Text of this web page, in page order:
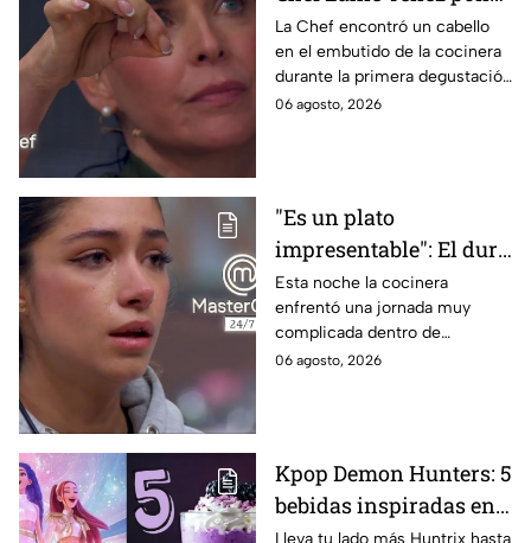
en evidencia a Carmen
en la gala de mandiles
negros de MasterChef
24/7
La Chef encontró un cabello
en el embutido de la cocinera
durante la primera degustación
de la noche
06 agosto, 2026
"Es un plato
impresentable": El duro
regaño que hizo llorar a
Michelle dentro de
MasterChef 24/7
Esta noche la cocinera
enfrentó una jornada muy
complicada dentro de
MasterChef 24/7.
06 agosto, 2026
Kpop Demon Hunters: 5
bebidas inspiradas en
las guerreras Huntrix
Lleva tu lado más Huntrix hasta